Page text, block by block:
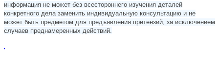
информация не может без всестороннего изучения деталей
конкретного дела заменить индивидуальную консультацию и не
может быть предметом для предъявления претензий, за исключением
случаев преднамеренных действий.